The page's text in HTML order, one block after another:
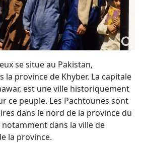
se situe au Pakistan,
la province de Khyber. La capitale
est une ville historiquement
ce peuple. Les Pachtounes sont
dans le nord de la province du
dans la ville de
la province.